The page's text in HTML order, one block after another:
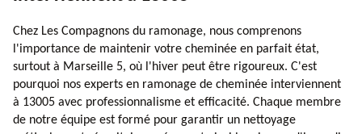
Chez Les Compagnons du ramonage, nous comprenons
l'importance de maintenir votre cheminée en parfait état,
surtout à Marseille 5, où l'hiver peut être rigoureux. C'est
pourquoi nos experts en ramonage de cheminée interviennent
à 13005 avec professionnalisme et efficacité. Chaque membre
de notre équipe est formé pour garantir un nettoyage